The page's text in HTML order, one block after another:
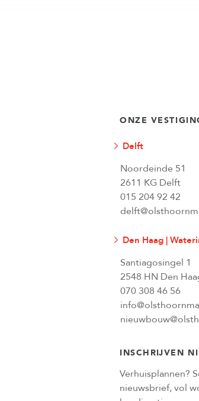
ONZE
Delft
Noordeinde 51
2611 KG Delft
015 204 92 42
Den Haag |
Santiagosingel 1
2548 HN Den
070 308 46 56
INSCHRIJVEN
Verhuisplannen?
nieuwsbrief, vol